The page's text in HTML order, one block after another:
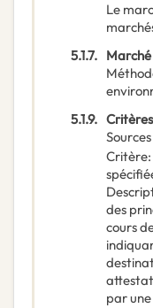
Le
5.1.7.
5.1.9.
Critère:
des
cours
par